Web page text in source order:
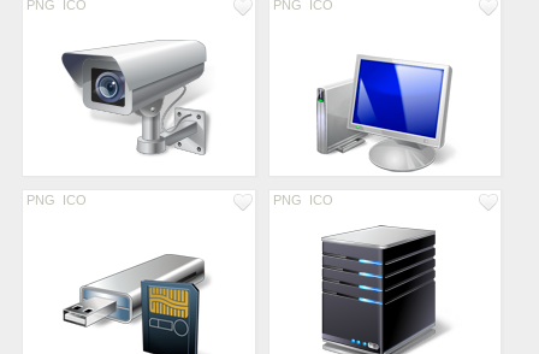
PNG ICO PNG ICO
PNG ICO PNG ICO